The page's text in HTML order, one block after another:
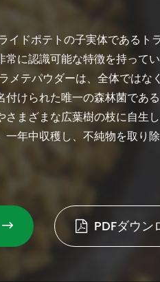
ドポテトの子実体であるトラ
に認識可能な特徴を持って
メテパウダーは、全体ではな
けられた唯一の森林菌であ
まざまな広葉樹の枝に自生
年中収穫し、不純物を取り
 PDFダウン